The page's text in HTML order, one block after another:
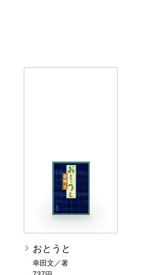
おとうと
幸田文／著